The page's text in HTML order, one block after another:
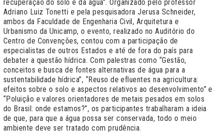
recuperação do solo e da água”. Organizado pelo professor
Adriano Luiz Tonetti e pela pesquisadora Jerusa Schneider,
ambos da Faculdade de Engenharia Civil, Arquitetura e
Urbanismo da Unicamp, o evento, realizado no Auditório do
Centro de Convenções, contou com a participação de
especialistas de outros Estados e até de fora do país para
debater a questão hídrica. Com palestras como “Gestão,
conceitos e busca de fontes alternativas de água para a
sustentabilidade hídrica”, “Reuso de efluentes na agricultura:
efeitos sobre o solo e aspectos relativos ao desenvolvimento” e
“Poluição e valores orientadores de metais pesados em solos
do Brasil: onde estamos?”, os participantes trabalharam a ideia
de que, para que a água possa ser conservada, todo o meio
ambiente deve ser tratado com prudência.